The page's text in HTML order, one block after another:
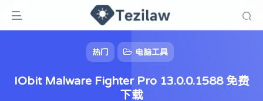
热门 电脑工具
IObit Malware Fighter Pro 13.0.0.1588 免费
下载